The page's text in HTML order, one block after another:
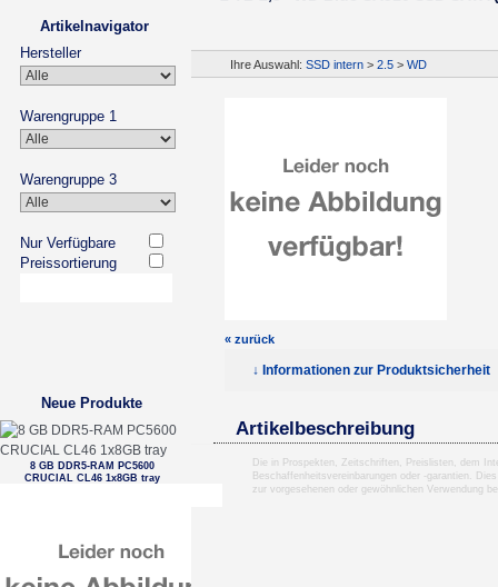
Artikelnavigator
Hersteller
Warengruppe 1
Warengruppe 3
Nur Verfügbare
Preissortierung
Neue Produkte
8 GB DDR5-RAM PC5600
CRUCIAL CL46 1x8GB tray
Ihre Auswahl: SSD intern > 2.5 > WD
« zurück
↓ Informationen zur Produktsicherheit
Artikelbeschreibung
Die in Prospekten, Zeitschriften, Preislisten, dem
Beschaffenheitsvereinbarungen oder -garantien.
zur vorgesehenen oder gewöhnlichen Verwendung